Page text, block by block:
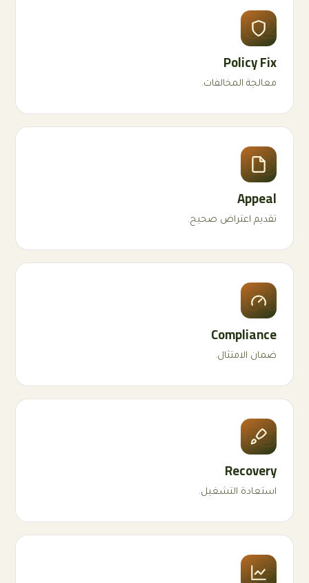
02
Policy Fix
معالجة المخالفات.
03
Appeal
تقديم اعتراض صحيح.
04
Compliance
ضمان الامتثال.
05
Recovery
استعادة التشغيل.
06